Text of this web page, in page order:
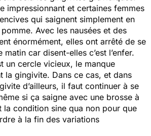
impressionnant et certaines femmes
qui saignent simplement en
Avec les nausées et des
énormément, elles ont arrêté de se
car disent-elles c’est l’enfer.
un cercle vicieux, le manque
la gingivite. Dans ce cas, et dans
d’ailleurs, il faut continuer à se
si ça saigne avec une brosse à
la condition sine qua non pour que
à la fin des variations